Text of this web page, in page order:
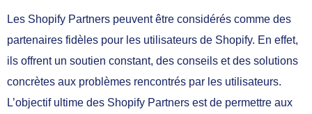
Les Shopify Partners peuvent être considérés comme des
partenaires fidèles pour les utilisateurs de Shopify. En effet,
ils offrent un soutien constant, des conseils et des solutions
concrètes aux problèmes rencontrés par les utilisateurs.
L’objectif ultime des Shopify Partners est de permettre aux